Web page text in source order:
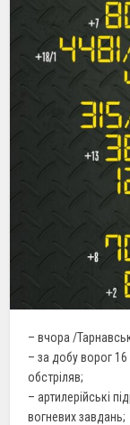
– вчора /
– за добу ворог 16
обстріляв;
– артилерійські
вогневих завдань;